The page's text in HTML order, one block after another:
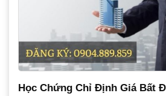
Học Chứng Chỉ Định Giá Bất